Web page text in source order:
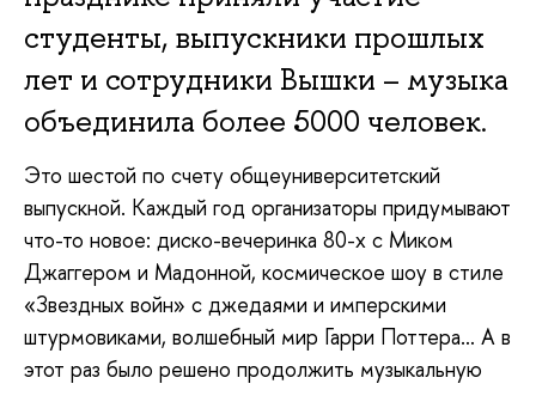
студенты, выпускники прошлых
лет и сотрудники Вышки – музыка
объединила более 5000 человек.
Это шестой по счету общеуниверситетский
выпускной. Каждый год организаторы придумывают
что-то новое: диско-вечеринка 80-х с Миком
Джаггером и Мадонной, космическое шоу в стиле
«Звездных войн» с джедаями и имперскими
штурмовиками, волшебный мир Гарри Поттера… А в
этот раз было решено продолжить музыкальную